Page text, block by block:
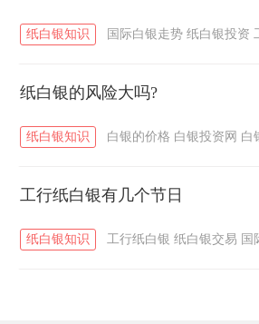
纸白银知识 国际白银走势 纸白银投资
纸白银的风险大吗?
纸白银知识 白银的价格 白银投资网 白
工行纸白银有几个节日
纸白银知识 工行纸白银 纸白银交易 国